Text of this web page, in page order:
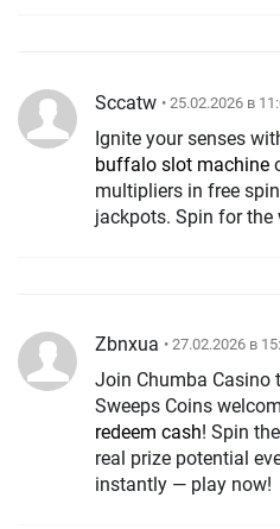
Sccatw • 25.02.2026 в
Ignite your senses
buffalo slot machine
multipliers in free
jackpots. Spin for the
Zbnxua • 27.02.2026 в
Join Chumba Casino
Sweeps Coins
redeem cash! Spin
real prize potential
instantly — play now!